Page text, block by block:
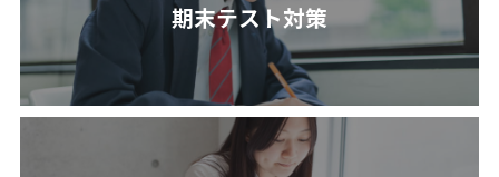
期末テスト対策